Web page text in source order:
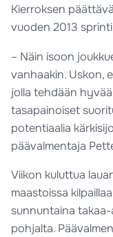
Kierroksen
vuoden 2013
– Näin isoon
vanhaakin. Uskon,
jolla tehdään
tasapainoiset
potentiaalia
päävalmentaja
Viikon kuluttua
maastoissa
sunnuntaina
pohjalta.